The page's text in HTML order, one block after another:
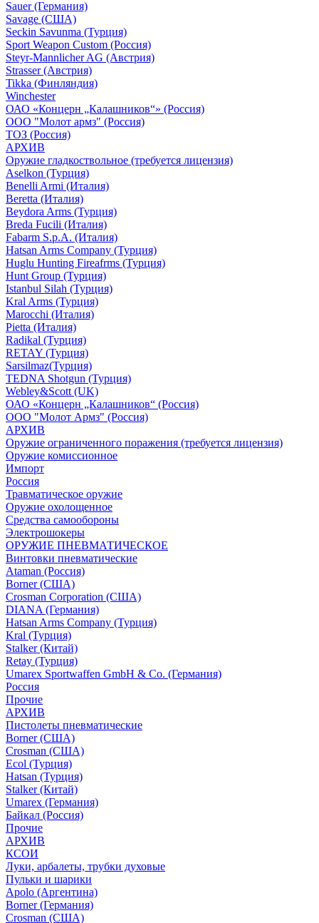
Sauer (Германия)
Savage (США)
Seckin Savunma (Турция)
Sport Weapon Custom (Россия)
Steyr-Mannlicher AG (Австрия)
Strasser (Австрия)
Tikka (Финляндия)
Winchester
ОАО «Концерн „Калашников“» (Россия)
ООО "Молот армз" (Россия)
ТОЗ (Россия)
АРХИВ
Оружие гладкоствольное (требуется лицензия)
Aselkon (Турция)
Benelli Armi (Италия)
Beretta (Италия)
Beydora Arms (Турция)
Breda Fucili (Италия)
Fabarm S.p.A. (Италия)
Hatsan Arms Company (Турция)
Huglu Hunting Fireafrms (Турция)
Hunt Group (Турция)
Istanbul Silah (Турция)
Kral Arms (Турция)
Marocchi (Италия)
Pietta (Италия)
Radikal (Турция)
RETAY (Турция)
Sarsilmaz(Турция)
TEDNA Shotgun (Турция)
Webley&Scott (UK)
ОАО «Концерн „Калашников“ (Россия)
ООО "Молот Армз" (Россия)
АРХИВ
Оружие ограниченного поражения (требуется лицензия)
Оружие комиссионное
Импорт
Россия
Травматическое оружие
Оружие охолощенное
Средства самообороны
Электрошокеры
ОРУЖИЕ ПНЕВМАТИЧЕСКОЕ
Винтовки пневматические
Ataman (Россия)
Borner (США)
Crosman Corporation (США)
DIANA (Германия)
Hatsan Arms Company (Турция)
Kral (Турция)
Stalker (Китай)
Retay (Турция)
Umarex Sportwaffen GmbH & Co. (Германия)
Россия
Прочие
АРХИВ
Пистолеты пневматические
Borner (США)
Crosman (США)
Ecol (Турция)
Hatsan (Турция)
Stalker (Китай)
Umarex (Германия)
Байкал (Россия)
Прочие
АРХИВ
КСОИ
Луки, арбалеты, трубки духовые
Пульки и шарики
Apolo (Аргентина)
Borner (Германия)
Crosman (США)